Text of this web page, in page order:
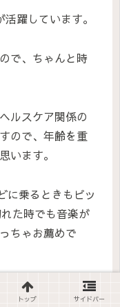
躍しています。
で、ちゃんと時
ルスケア関係の
ので、年齢を重
います。
に乗るときもピッ
た時でも音楽が
ちゃお薦めで
トップ サイドバー